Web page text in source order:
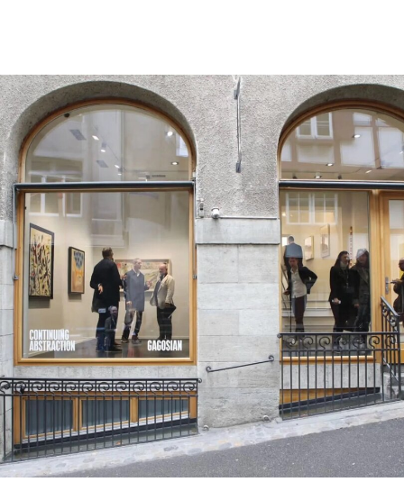
去几年间，由于室内温度多次超过35摄氏度，东京
宫不得不数度临时闭馆。
此次对现址的整修预计至少持续18个月。在此期
间，东京宫将把主要行政办公室迁至巴黎第十四区
区政府的一栋附属建筑内。然而，这项搬迁计划引
发争议，因为这栋原为音乐学院的建筑自2019年以
来一直是巴黎最早的艺术家自营空间之一La
Générale的所在地。
La Générale近日接获巴黎市政府通知，其租用这
栋建于1936年的红砖建筑的临时使用协议将在今年
底到期后不获续约。La Générale志愿者塞巴斯蒂
安·雅曼（Sébastien Jamain）告诉《解放报》，在
收到通知后不久，他与其他成员撞见东京宫的一名
技术负责人正在测量他们的空间。
“市政府当时告知我们，这个空间将改造为园艺工人